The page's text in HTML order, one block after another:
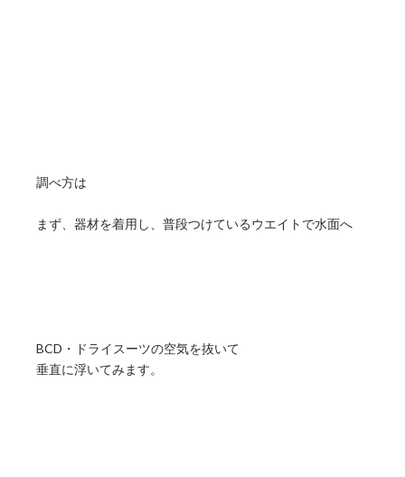
調べ方は
まず、器材を着用し、普段つけているウエイトで水面へ
BCD・ドライスーツの空気を抜いて
垂直に浮いてみます。